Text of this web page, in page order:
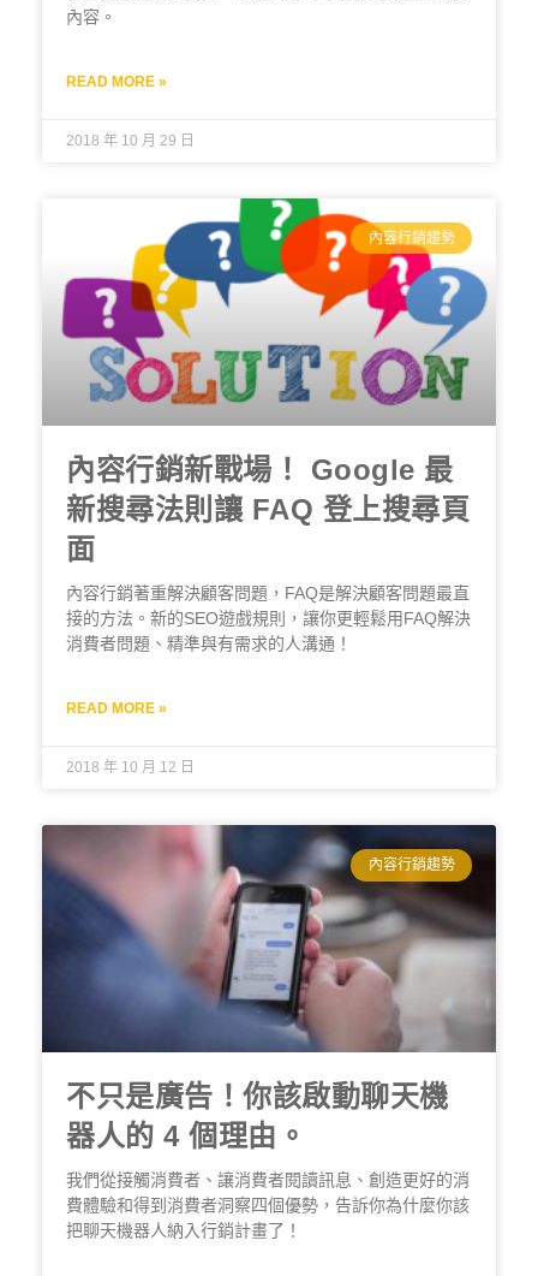
內容。
READ MORE »
2018 年 10 月 29 日
內容行銷趨勢
內容行銷新戰場！ Google 最
新搜尋法則讓 FAQ 登上搜尋頁
面
內容行銷著重解決顧客問題，FAQ是解決顧客問題最直
接的方法。新的SEO遊戲規則，讓你更輕鬆用FAQ解決
消費者問題、精準與有需求的人溝通！
READ MORE »
2018 年 10 月 12 日
內容行銷趨勢
不只是廣告！你該啟動聊天機
器人的 4 個理由。
我們從接觸消費者、讓消費者閱讀訊息、創造更好的消
費體驗和得到消費者洞察四個優勢，告訴你為什麼你該
把聊天機器人納入行銷計畫了！